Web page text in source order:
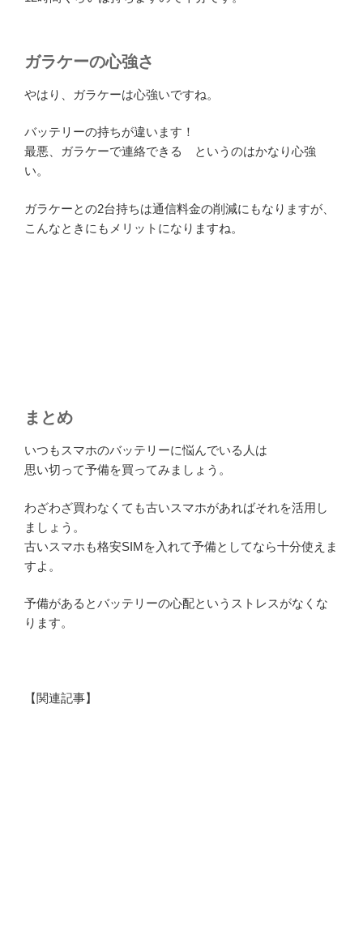
ガラケーの心強さ
やはり、ガラケーは心強いですね。
バッテリーの持ちが違います！
最悪、ガラケーで連絡できる というのはかなり心強
い。
ガラケーとの2台持ちは通信料金の削減にもなりますが、
こんなときにもメリットになりますね。
まとめ
いつもスマホのバッテリーに悩んでいる人は
思い切って予備を買ってみましょう。
わざわざ買わなくても古いスマホがあればそれを活用し
ましょう。
古いスマホも格安SIMを入れて予備としてなら十分使えま
すよ。
予備があるとバッテリーの心配というストレスがなくな
ります。
【関連記事】